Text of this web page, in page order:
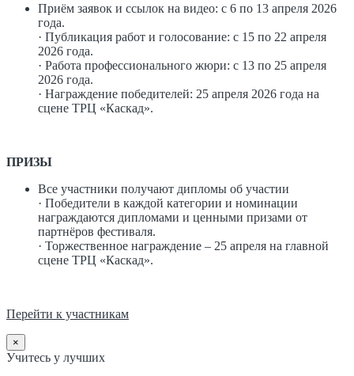
Приём заявок и ссылок на видео: с 6 по 13 апреля 2026
года.
· Публикация работ и голосование: с 15 по 22 апреля
2026 года.
· Работа профессионального жюри: с 13 по 25 апреля
2026 года.
· Награждение победителей: 25 апреля 2026 года на
сцене ТРЦ «Каскад».
ПРИЗЫ
Все участники получают дипломы об участии
· Победители в каждой категории и номинации
награждаются дипломами и ценными призами от
партнёров фестиваля.
· Торжественное награждение – 25 апреля на главной
сцене ТРЦ «Каскад».
Перейти к участникам
×
Учитесь у лучших